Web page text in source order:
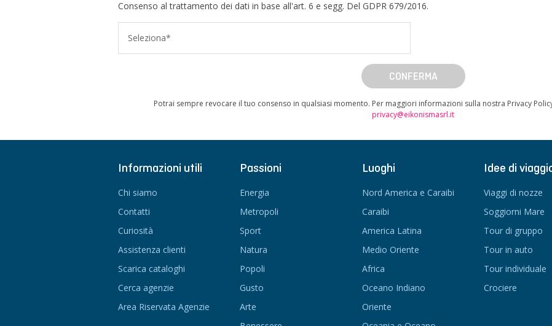
Consenso al trattamento dei dati in base all'art. 6 e segg. Del GDPR 679/2016.
Seleziona*
CONFERMA
Potrai sempre revocare il tuo consenso in qualsiasi momento. Per maggiori informazioni sulla nostra Privacy
privacy@eikonismasrl.it
Informazioni utili
Chi siamo
Contatti
Curiosità
Assistenza clienti
Scarica cataloghi
Cerca agenzie
Area Riservata Agenzie
Passioni
Energia
Metropoli
Sport
Natura
Popoli
Gusto
Arte
Luoghi
Nord America e Caraibi
Caraibi
America Latina
Medio Oriente
Africa
Oceano Indiano
Oriente
Idee di
Viaggi di nozze
Soggiorni Mare
Tour di gruppo
Tour in auto
Tour individuale
Crociere